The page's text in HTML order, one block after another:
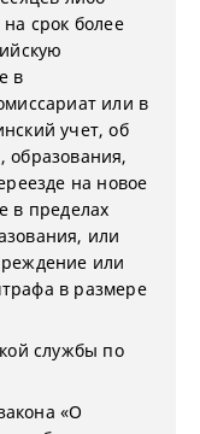
срок более
в
или в
учет, об
образования,
на новое
в пределах
или
или
в размере
службы по
«О